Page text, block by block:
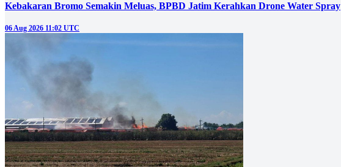
Kebakaran Bromo Semakin Meluas, BPBD Jatim Kerahkan Drone Water Spray
06 Aug 2026 11:02 UTC